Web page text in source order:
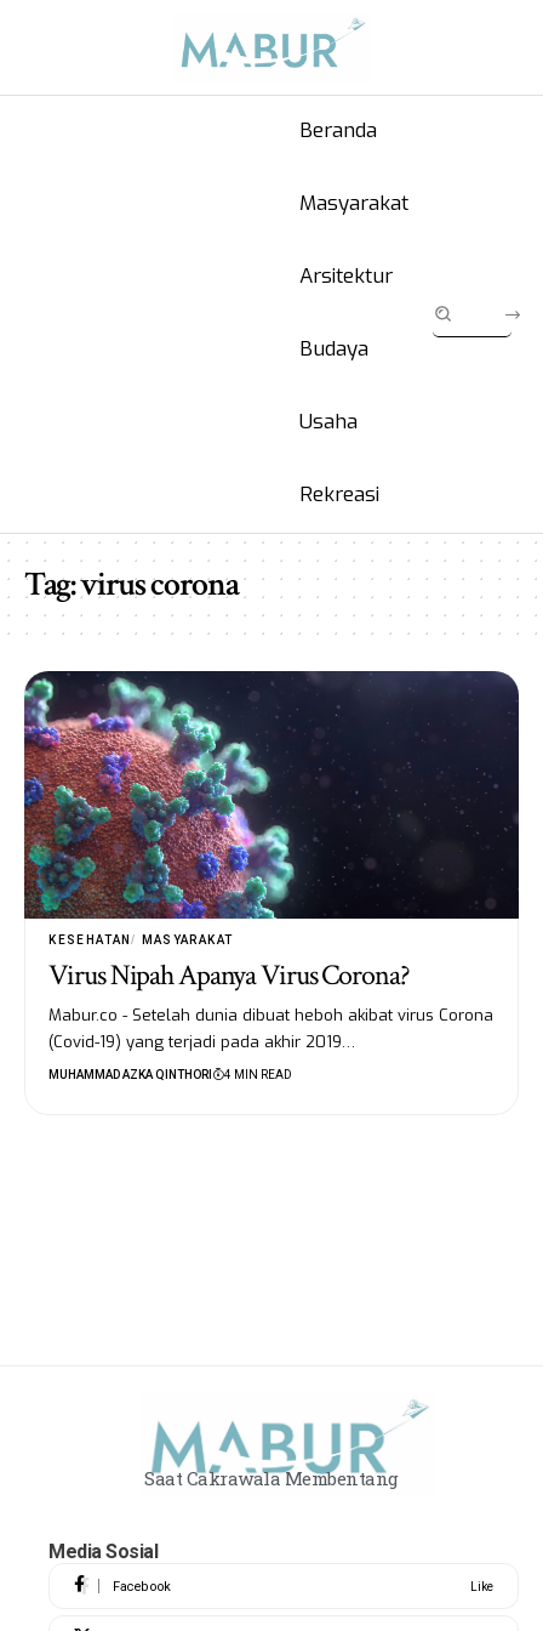
Beranda
Masyarakat
Arsitektur
Budaya
Usaha
Rekreasi
Tag:virus corona
KESEHATAN MASYARAKAT
Virus Nipah Apanya Virus Corona?
Mabur.co - Setelah dunia dibuat heboh akibat virus Corona
(Covid-19) yang terjadi pada akhir 2019…
MUHAMMAD AZKA QINTHORI 4 MIN READ
Saat Cakrawala Membentang
Media Sosial
Facebook Like